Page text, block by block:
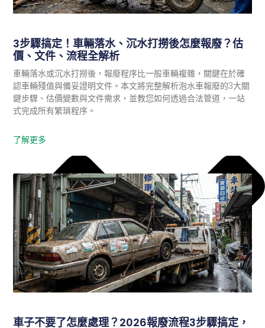
報廢汽車
3步驟搞定！車輛落水、沉水打撈後怎麼報廢？估
價、文件、流程全解析
車輛落水或沉水打撈後，報廢程序比一般車輛複雜，關鍵在於確
認車輛殘值與備妥證明文件。本文將完整解析泡水車報廢的3大關
鍵步驟、估價變數與文件需求，並教您如何透過合法管道，一站
式完成所有繁瑣程序。
了解更多
車子不要了怎麼處理？2026報廢流程3步驟搞定，